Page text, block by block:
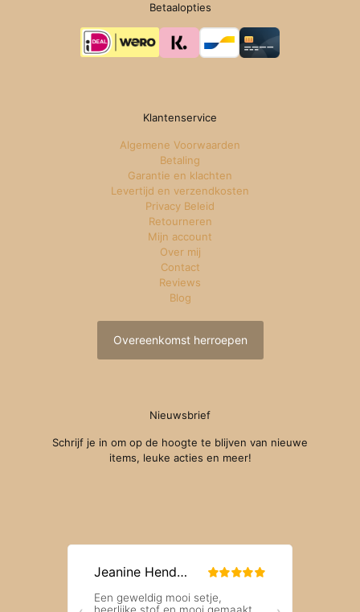
Betaalopties
Klantenservice
Algemene Voorwaarden
Betaling
Garantie en klachten
Levertijd en verzendkosten
Privacy Beleid
Retourneren
Mijn account
Over mij
Contact
Reviews
Blog
Overeenkomst herroepen
Nieuwsbrief
Schrijf je in om op de hoogte te blijven van nieuwe
items, leuke acties en meer!